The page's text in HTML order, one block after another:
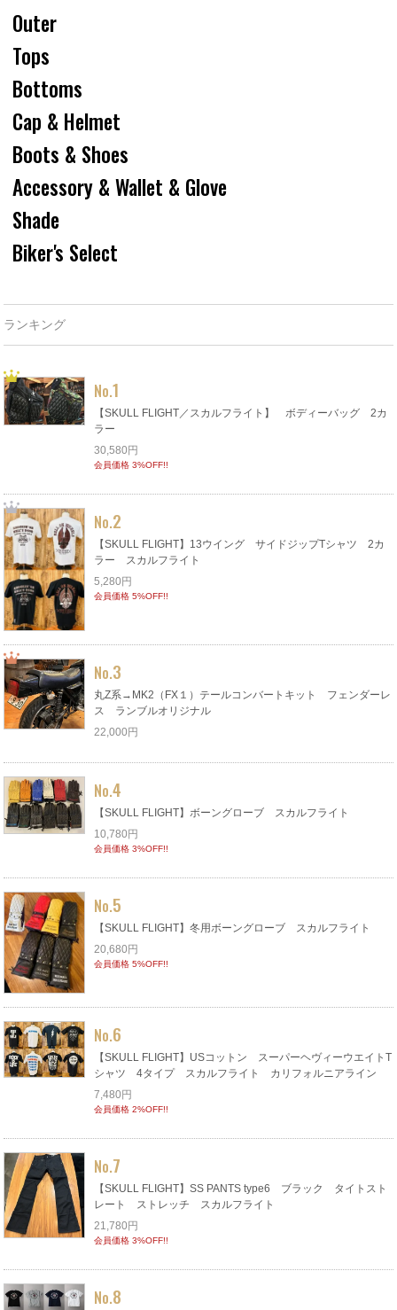
Outer
Tops
Bottoms
Cap & Helmet
Boots & Shoes
Accessory & Wallet & Glove
Shade
Biker's Select
ランキング
No.1
【SKULL FLIGHT／スカルフライト】 ボディーバッグ 2カ
ラー
30,580円
会員価格 3%OFF!!
No.2
【SKULL FLIGHT】13ウイング サイドジップTシャツ 2カ
ラー スカルフライト
5,280円
会員価格 5%OFF!!
No.3
丸Z系→MK2（FX１）テールコンバートキット フェンダーレ
ス ランブルオリジナル
22,000円
No.4
【SKULL FLIGHT】ボーングローブ スカルフライト
10,780円
会員価格 3%OFF!!
No.5
【SKULL FLIGHT】冬用ボーングローブ スカルフライト
20,680円
会員価格 5%OFF!!
No.6
【SKULL FLIGHT】USコットン スーパーヘヴィーウエイトT
シャツ 4タイプ スカルフライト カリフォルニアライン
7,480円
会員価格 2%OFF!!
No.7
【SKULL FLIGHT】SS PANTS type6 ブラック タイトスト
レート ストレッチ スカルフライト
21,780円
会員価格 3%OFF!!
No.8